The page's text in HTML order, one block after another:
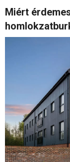
Miért